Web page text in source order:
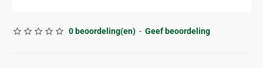
0 beoordeling(en) - Geef beoordeling